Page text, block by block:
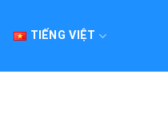
TIẾNG VIỆT